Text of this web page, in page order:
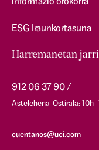
ESG Iraunkortasuna
Harremanetan jarri
912 06 37 90
Astelehena-Ostirala: 10h
cuentanos@uci.com